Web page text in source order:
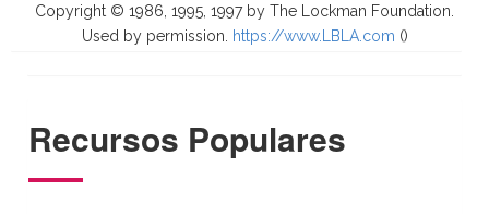
Copyright © 1986, 1995, 1997 by The Lockman Foundation.
Used by permission.
https://www.LBLA.com ()
Recursos Populares